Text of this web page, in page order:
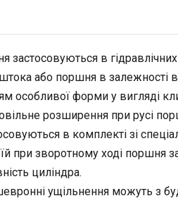
застосовуються в
або поршня в залежності
особливої ​​форми у вигляді
розширення при русі
в комплекті зі
при зворотному ході поршня
циліндра.
ущільнення можуть з